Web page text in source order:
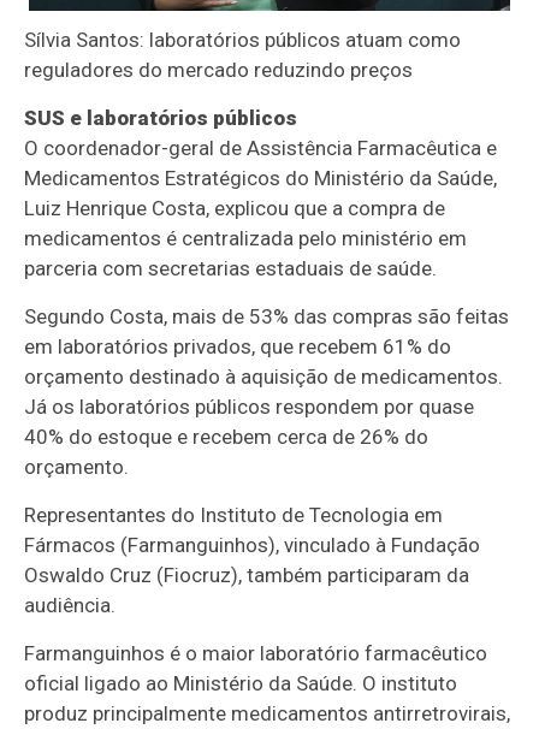
Sílvia Santos: laboratórios públicos atuam como
reguladores do mercado reduzindo preços
SUS e laboratórios públicos
O coordenador-geral de Assistência Farmacêutica e
Medicamentos Estratégicos do Ministério da Saúde,
Luiz Henrique Costa, explicou que a compra de
medicamentos é centralizada pelo ministério em
parceria com secretarias estaduais de saúde.
Segundo Costa, mais de 53% das compras são feitas
em laboratórios privados, que recebem 61% do
orçamento destinado à aquisição de medicamentos.
Já os laboratórios públicos respondem por quase
40% do estoque e recebem cerca de 26% do
orçamento.
Representantes do Instituto de Tecnologia em
Fármacos (Farmanguinhos), vinculado à Fundação
Oswaldo Cruz (Fiocruz), também participaram da
audiência.
Farmanguinhos é o maior laboratório farmacêutico
oficial ligado ao Ministério da Saúde. O instituto
produz principalmente medicamentos antirretrovirais,